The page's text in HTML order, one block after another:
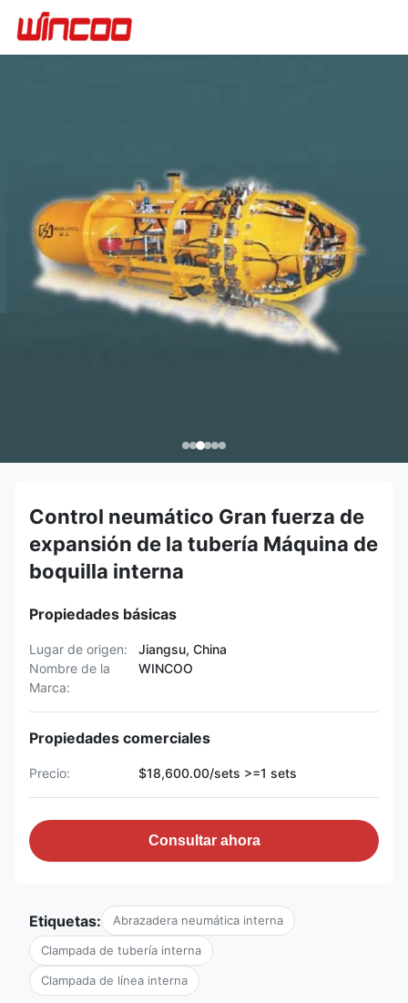
Control neumático Gran fuerza de
expansión de la tubería Máquina de
boquilla interna
Propiedades básicas
Lugar de origen:
Jiangsu, China
Nombre de la
Marca:
WINCOO
Propiedades comerciales
Precio: $18,600.00/sets >=1 sets
Consultar ahora
Etiquetas: Abrazadera neumática interna
Clampada de tubería interna
Clampada de línea interna